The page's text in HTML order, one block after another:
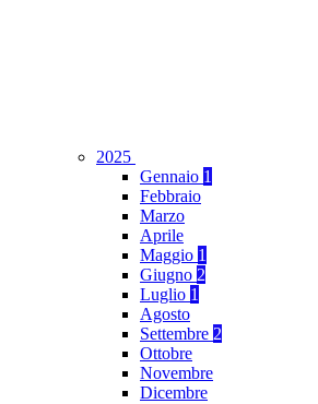
2025
Gennaio 1
Febbraio
Marzo
Aprile
Maggio 1
Giugno 2
Luglio 1
Agosto
Settembre 2
Ottobre
Novembre
Dicembre